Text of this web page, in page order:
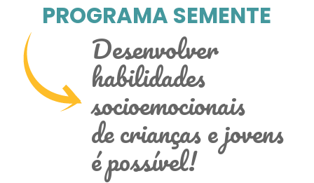
PROGRAMA SEMENTE
Desenvolver
habilidades
socioemocionais
de crianças e jovens
é possível!